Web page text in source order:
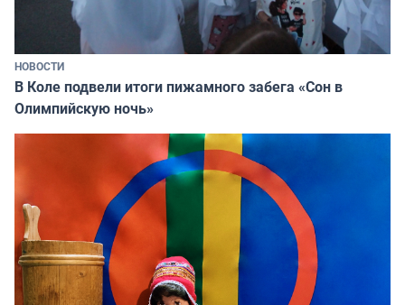
НОВОСТИ
В Коле подвели итоги пижамного забега «Сон в
Олимпийскую ночь»